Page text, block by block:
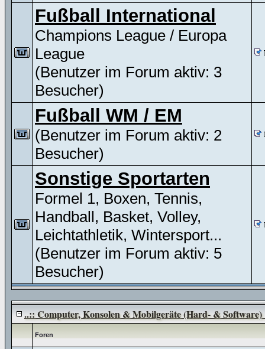
Fußball International
Champions League / Europa
League
(Benutzer im Forum aktiv: 3
Besucher)
Fußball WM / EM
(Benutzer im Forum aktiv: 2
Besucher)
Sonstige Sportarten
Formel 1, Boxen, Tennis,
Handball, Basket, Volley,
Leichtathletik, Wintersport...
(Benutzer im Forum aktiv: 5
Besucher)
..:: Computer, Konsolen & Mobilgeräte (Hard- & Software)
Foren